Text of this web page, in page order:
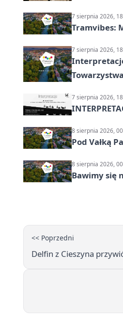
7 sierpnia 2026,
Tramvibes:
7 sierpnia 2026,
7 sierpnia 2026,
8 sierpnia 2026,
Pod Vałką
8 sierpnia 2026,
Bawimy się
<< Poprzedni
Delfin z Cieszyna